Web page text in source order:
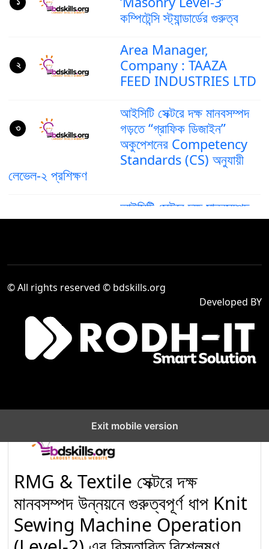
কম্পিটেন্সি স্ট্যান্ডার্ডের গুরুত্ব
Area Manager,
Company : TAAZA
FEED INDUSTRIES LTD
২
আইসিটি সেক্টরে দক্ষ মানবসম্পদ
গড়তে “গ্রাফিক ডিজাইন”
অকুপেশনের Competency
Standards (CS) অনুযায়ী
লেভেল-২ প্রশিক্ষণ
৩
আইসিটি সেক্টরে দক্ষ মানবসম্পদ
গড়ে তুলতে ‘গ্রাফিক ডিজাইন’
৪
দক্ষ মানবসম্পদ তৈরিতে আইসিটি
সেক্টরে “Computer
প্রশিক্ষণের গুরুত্ব বৃদ্ধি
Venue Cashier,
Ltd.
নির্মাণ খাতে দক্ষ জনবল তৈরিতে
and Maintenance for
Construction’ অকুপেশনের
Competency Standards (CS) Level-1
নির্মাণ খাতে দক্ষ মানবসম্পদ গঠনে
© All rights reserved © bdskills.org
Developed BY
Exit mobile version
RMG & Textile সেক্টরে দক্ষ
মানবসম্পদ উন্নয়নে গুরুত্বপূর্ণ ধাপ Knit
Sewing Machine Operation